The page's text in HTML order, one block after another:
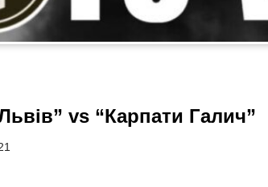
vs “Карпати Галич”